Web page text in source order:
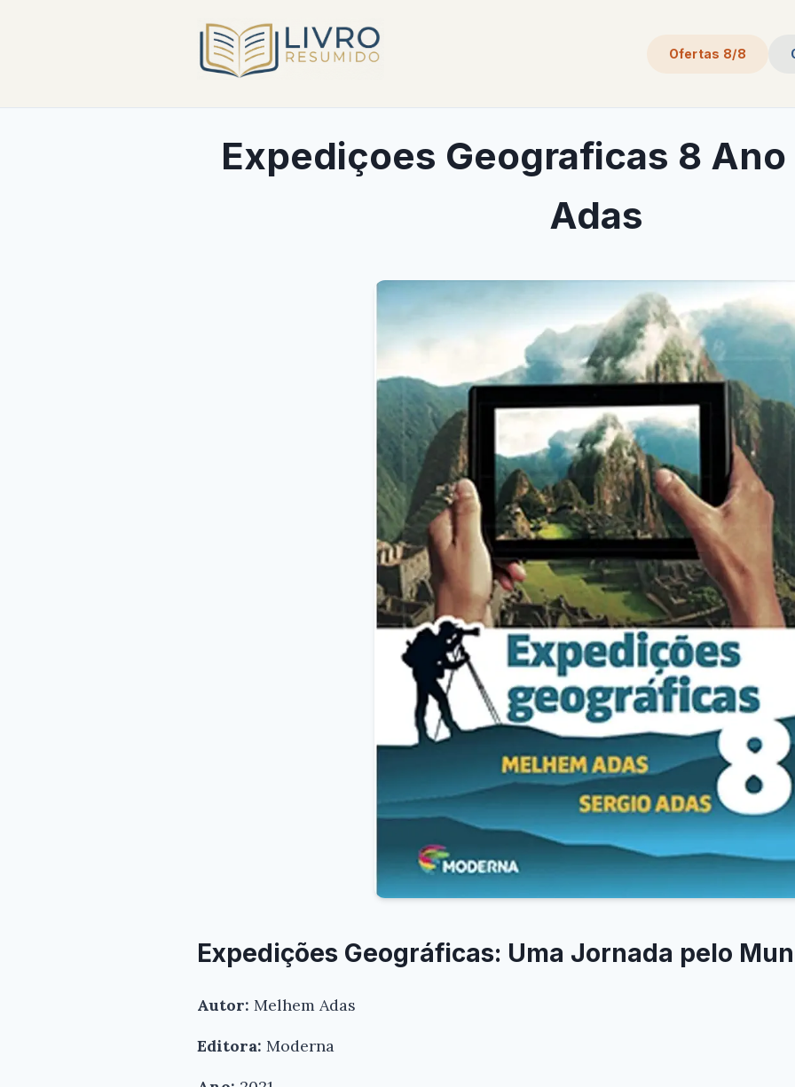
Ofertas 8/8
Expediçoes Geograficas 8
Adas
Expedições Geográficas: Uma Jornada pelo
Autor: Melhem Adas
Editora: Moderna